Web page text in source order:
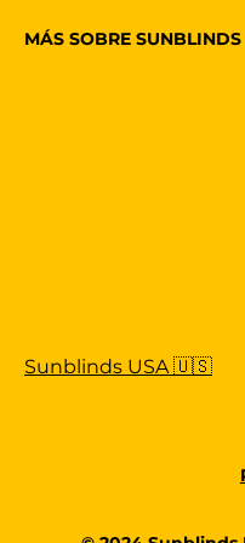
MÁS SOBRE SUNBLINDS
Sunblinds USA 🇺🇸